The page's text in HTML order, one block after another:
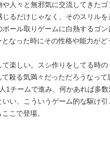
人々と無邪気に交流してきた
るだけじゃなく、そのスリルを
ール取りゲームに白熱するゴ
なった時にその性格や能力がど
楽しい。スシ作りをしてる時
殺る気満々だっただろうなって
1チームで進み、何かあれば多
い、こういうゲーム的な駆け
こで登場。
が危険な罠を用意してるかもっ